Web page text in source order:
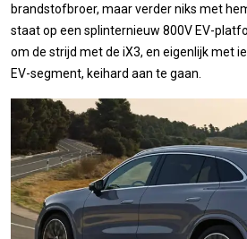
brandstofbroer, maar verder niks met
staat op een splinternieuw 800V EV-
om de strijd met de iX3, en eigenlijk met
EV-segment, keihard aan te gaan.